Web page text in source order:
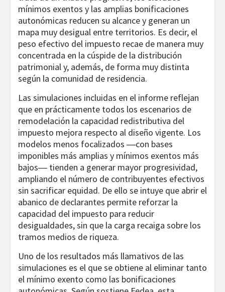
mínimos exentos y las amplias bonificaciones
autonómicas reducen su alcance y generan un
mapa muy desigual entre territorios. Es decir, el
peso efectivo del impuesto recae de manera muy
concentrada en la cúspide de la distribución
patrimonial y, además, de forma muy distinta
según la comunidad de residencia.
Las simulaciones incluidas en el informe reflejan
que en prácticamente todos los escenarios de
remodelación la capacidad redistributiva del
impuesto mejora respecto al diseño vigente. Los
modelos menos focalizados ―con bases
imponibles más amplias y mínimos exentos más
bajos― tienden a generar mayor progresividad,
ampliando el número de contribuyentes efectivos
sin sacrificar equidad. De ello se intuye que abrir el
abanico de declarantes permite reforzar la
capacidad del impuesto para reducir
desigualdades, sin que la carga recaiga sobre los
tramos medios de riqueza.
Uno de los resultados más llamativos de las
simulaciones es el que se obtiene al eliminar tanto
el mínimo exento como las bonificaciones